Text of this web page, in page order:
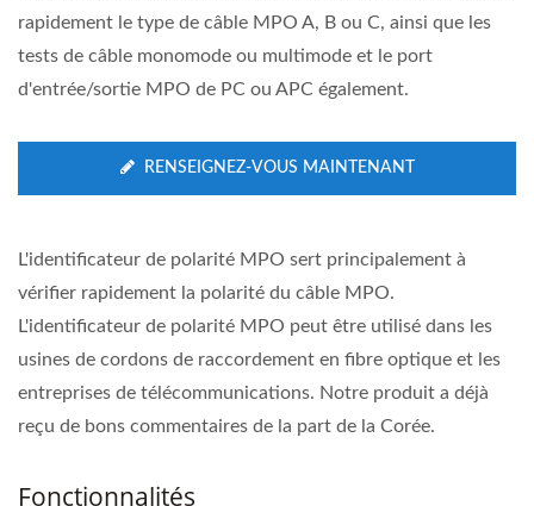
rapidement le type de câble MPO A, B ou C, ainsi que les
tests de câble monomode ou multimode et le port
d'entrée/sortie MPO de PC ou APC également.
RENSEIGNEZ-VOUS MAINTENANT
L'identificateur de polarité MPO sert principalement à
vérifier rapidement la polarité du câble MPO.
L'identificateur de polarité MPO peut être utilisé dans les
usines de cordons de raccordement en fibre optique et les
entreprises de télécommunications. Notre produit a déjà
reçu de bons commentaires de la part de la Corée.
Fonctionnalités